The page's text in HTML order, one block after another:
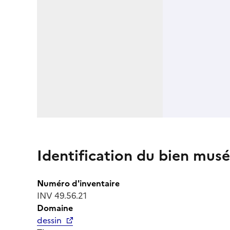
Identification du bien
Numéro d'inventaire
INV 49.56.21
Domaine
dessin